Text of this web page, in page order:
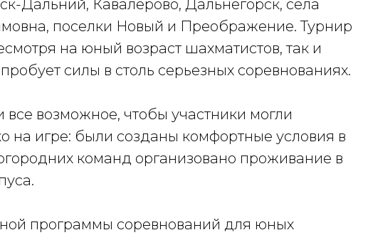
Дальний, Кавалерово, Дальнегорск, села
поселки Новый и Преображение. Турнир
на юный возраст шахматистов, так и
силы в столь серьезных соревнованиях.
возможное, чтобы участники могли
на игре: были созданы комфортные условия в
команд организовано проживание в
программы соревнований для юных